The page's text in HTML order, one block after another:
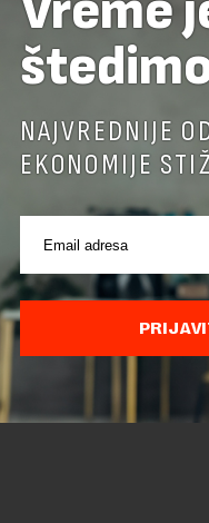
NAJVREDNIJE
EKONOMIJE